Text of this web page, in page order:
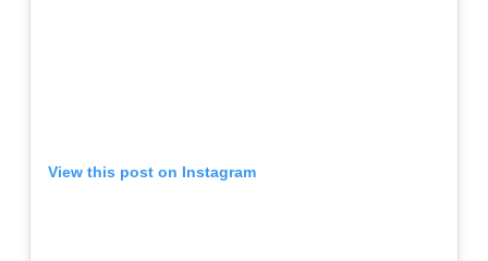
View this post on Instagram